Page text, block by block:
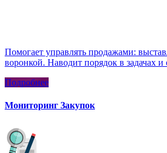
Помогает управлять продажами:
воронкой. Наводит порядок в задачах и
Подробнее
Мониторинг Закупок